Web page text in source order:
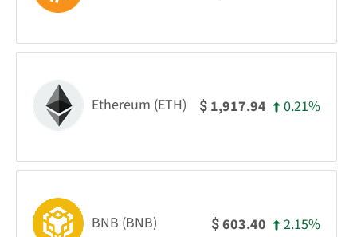
Ethereum (ETH) $ 1,917.94 0.21%
BNB (BNB) $603.40 2.15%